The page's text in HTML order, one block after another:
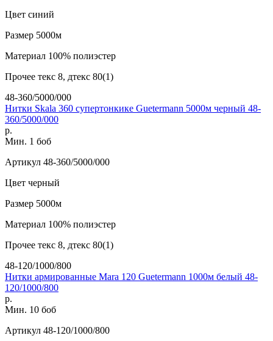
Цвет синий
Размер 5000м
Материал 100% полиэстер
Прочее текс 8, дтекс 80(1)
48-360/5000/000
Нитки Skala 360 супертонкике Guetermann 5000м черный 48-
360/5000/000
р.
Мин. 1 боб
Артикул 48-360/5000/000
Цвет черный
Размер 5000м
Материал 100% полиэстер
Прочее текс 8, дтекс 80(1)
48-120/1000/800
Нитки армированные Mara 120 Guetermann 1000м белый 48-
120/1000/800
р.
Мин. 10 боб
Артикул 48-120/1000/800